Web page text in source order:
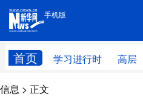
手机版
首页 学习进行时 高层
手机版
网站
学习进行时
信息 > 正文